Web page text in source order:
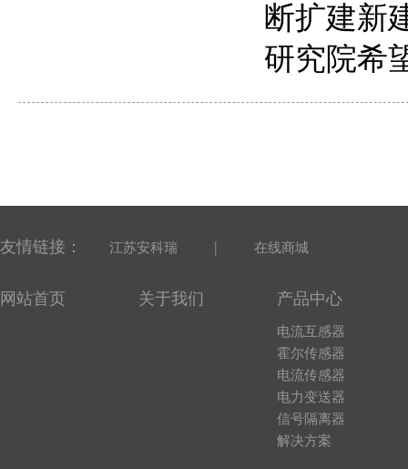
断扩建新
研究院
友情链接： 江苏安科瑞 | 在线商城
网站首页 关于我们 产品中心
电流互感器
霍尔传感器
电流传感器
电力变送器
信号隔离器
解决方案